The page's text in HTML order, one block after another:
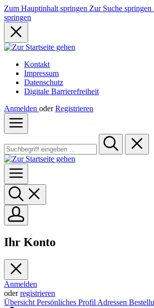
Zum Hauptinhalt springen Zur Suche springen
springen
Kontakt
Impressum
Datenschutz
Digitale Barrierefreiheit
Anmelden oder Registrieren
Ihr Konto
Anmelden
oderregistrieren
Übersicht Persönliches Profil Adressen